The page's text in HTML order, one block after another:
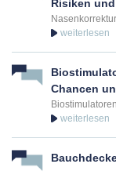
+49 351 485
Experte für
Risiken
Chancen